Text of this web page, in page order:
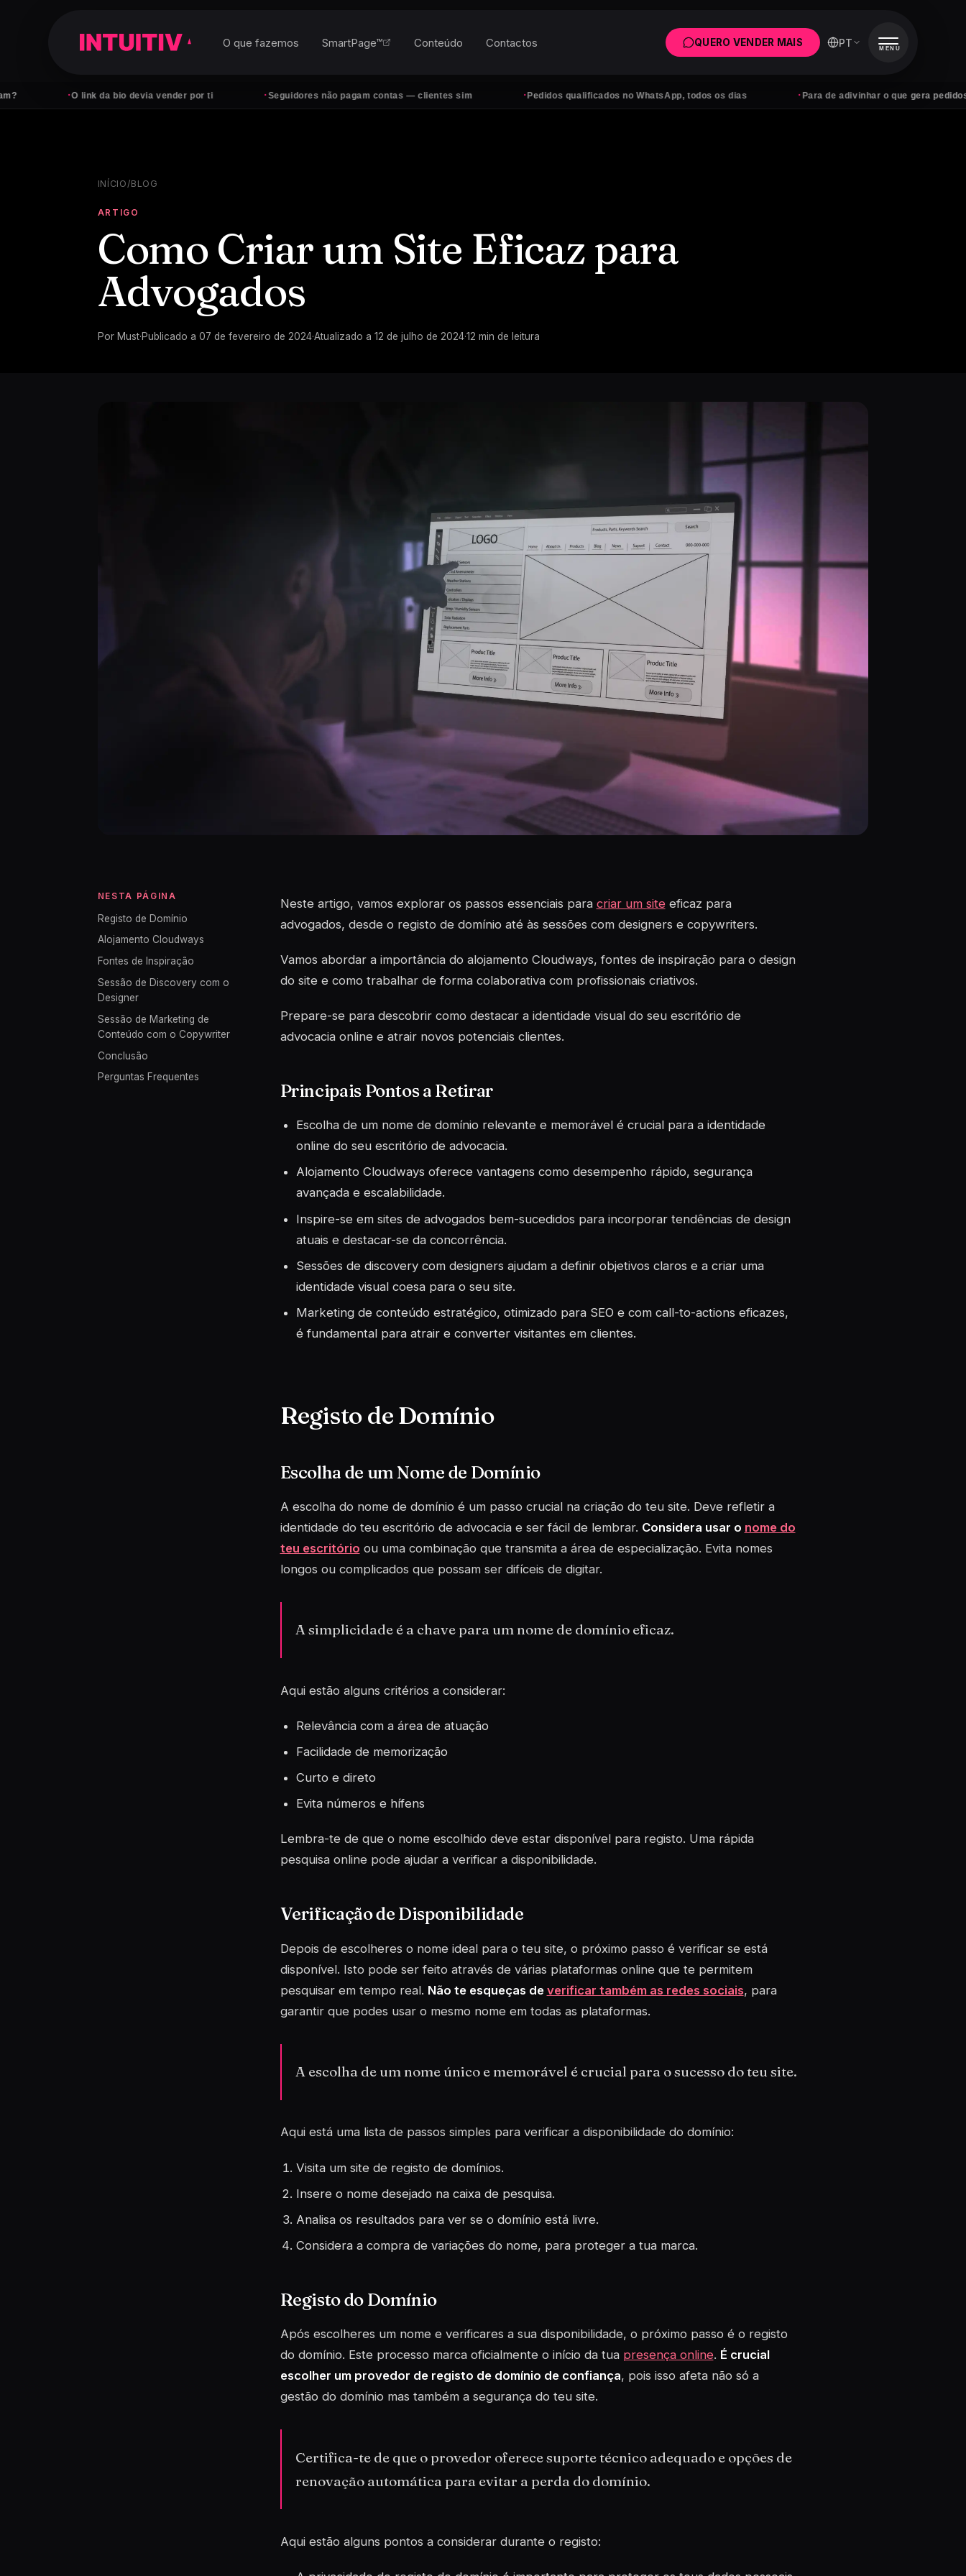
O link da bio devia vender por ti Seguidores não pagam contas — clientes sim Pedidos qualificados no WhatsApp, todos os dias Para de adivinhar o que gera pedidos
O que fazemos SmartPage™ Conteúdo Contactos QUERO VENDER MAIS PT MENU
INÍCIO/BLOG
ARTIGO
Como Criar um Site Eficaz para
Advogados
Por Must·Publicado a 07 de fevereiro de 2024·Atualizado a 12 de julho de 2024·12 min de leitura
NESTA PÁGINA
Registo de Domínio
Alojamento Cloudways
Fontes de Inspiração
Sessão de Discovery com o
Designer
Sessão de Marketing de
Conteúdo com o Copywriter
Conclusão
Perguntas Frequentes
Neste artigo, vamos explorar os passos essenciais para criar um siteeficaz para
advogados, desde o registo de domínio até às sessões com designers e copywriters.
Vamos abordar a importância do alojamento Cloudways, fontes de inspiração para o design
do site e como trabalhar de forma colaborativa com profissionais criativos.
Prepare-se para descobrir como destacar a identidade visual do seu escritório de
advocacia online e atrair novos potenciais clientes.
Principais Pontos a Retirar
Escolha de um nome de domínio relevante e memorável é crucial para a identidade
online do seu escritório de advocacia.
Alojamento Cloudways oferece vantagens como desempenho rápido, segurança
avançada e escalabilidade.
Inspire-se em sites de advogados bem-sucedidos para incorporar tendências de design
atuais e destacar-se da concorrência.
Sessões de discovery com designers ajudam a definir objetivos claros e a criar uma
identidade visual coesa para o seu site.
Marketing de conteúdo estratégico, otimizado para SEO e com call-to-actions eficazes,
é fundamental para atrair e converter visitantes em clientes.
Registo de Domínio
Escolha de um Nome de Domínio
A escolha do nome de domínio é um passo crucial na criação do teu site. Deve refletir a
identidade do teu escritório de advocacia e ser fácil de lembrar. Considera usar o nome do
teu escritório ou uma combinação que transmita a área de especialização. Evita nomes
longos ou complicados que possam ser difíceis de digitar.
A simplicidade é a chave para um nome de domínio eficaz.
Aqui estão alguns critérios a considerar:
Relevância com a área de atuação
Facilidade de memorização
Curto e direto
Evita números e hífens
Lembra-te de que o nome escolhido deve estar disponível para registo. Uma rápida
pesquisa online pode ajudar a verificar a disponibilidade.
Verificação de Disponibilidade
Depois de escolheres o nome ideal para o teu site, o próximo passo é verificar se está
disponível. Isto pode ser feito através de várias plataformas online que te permitem
pesquisar em tempo real. Não te esqueças de verificar também as redes sociais, para
garantir que podes usar o mesmo nome em todas as plataformas.
A escolha de um nome único e memorável é crucial para o sucesso do teu site.
Aqui está uma lista de passos simples para verificar a disponibilidade do domínio:
Visita um site de registo de domínios.
Insere o nome desejado na caixa de pesquisa.
Analisa os resultados para ver se o domínio está livre.
Considera a compra de variações do nome, para proteger a tua marca.
Registo do Domínio
Após escolheres um nome e verificares a sua disponibilidade, o próximo passo é o registo
do domínio. Este processo marca oficialmente o início da tua presença online. É crucial
escolher um provedor de registo de domínio de confiança, pois isso afeta não só a
gestão do domínio mas também a segurança do teu site.
Certifica-te de que o provedor oferece suporte técnico adequado e opções de
renovação automática para evitar a perda do domínio.
Aqui estão alguns pontos a considerar durante o registo: